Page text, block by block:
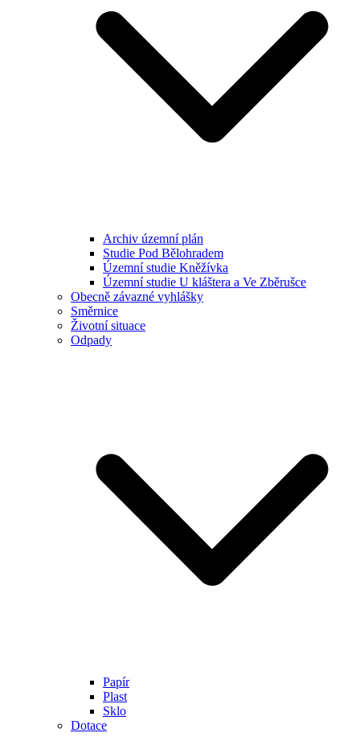
Archiv územní plán
Studie Pod Bělohradem
Územní studie Kněžívka
Územní studie U kláštera a Ve Zběrušce
Obecně závazné vyhlášky
Směrnice
Životní situace
Odpady
Papír
Plast
Sklo
Dotace